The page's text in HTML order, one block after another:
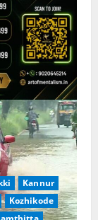
Kannur
Kozhikode